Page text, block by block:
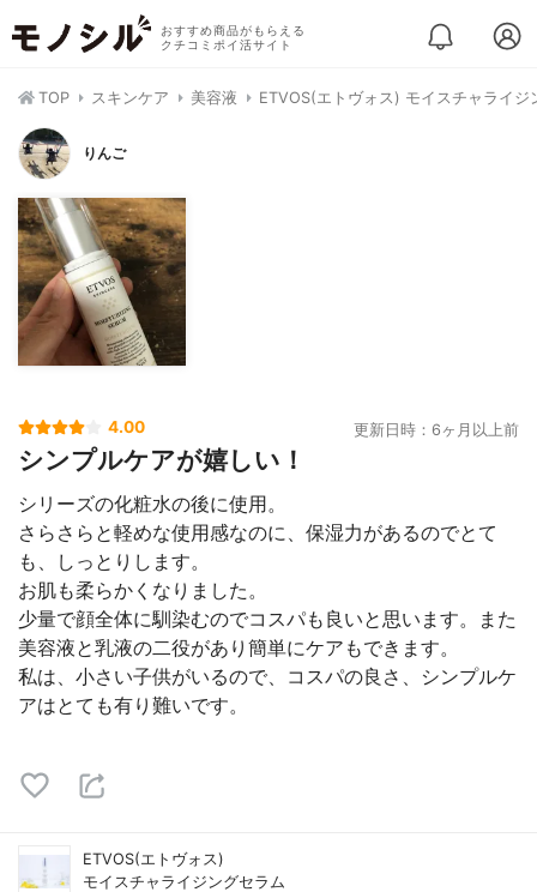
おすすめ商品がもらえる
クチコミポイ活サイト
TOP スキンケア 美容液 ETVOS(エトヴォス) モイスチャライジ
りんご
4.00 更新日時：6ヶ月以上前
シンプルケアが嬉しい！
シリーズの化粧水の後に使用。
さらさらと軽めな使用感なのに、保湿力があるのでとて
も、しっとりします。
お肌も柔らかくなりました。
少量で顔全体に馴染むのでコスパも良いと思います。また
美容液と乳液の二役があり簡単にケアもできます。
私は、小さい子供がいるので、コスパの良さ、シンプルケ
アはとても有り難いです。
ETVOS(エトヴォス)
モイスチャライジングセラム